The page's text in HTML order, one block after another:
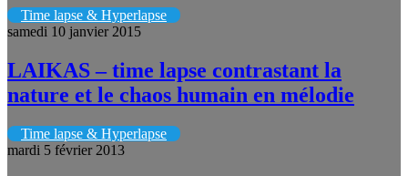
Time lapse & Hyperlapse
samedi 10 janvier 2015
LAIKAS – time lapse contrastant la
nature et le chaos humain en mélodie
Time lapse & Hyperlapse
mardi 5 février 2013